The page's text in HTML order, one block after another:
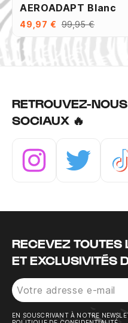
AEROADAPT Blanc
49,97 € 99,95 €
RETROUVEZ-
SOCIAUX 🔥
RECEVEZ TOUTES
ET EXCLUSIVITÉS
EN SOUSCRIVANT À NOTRE